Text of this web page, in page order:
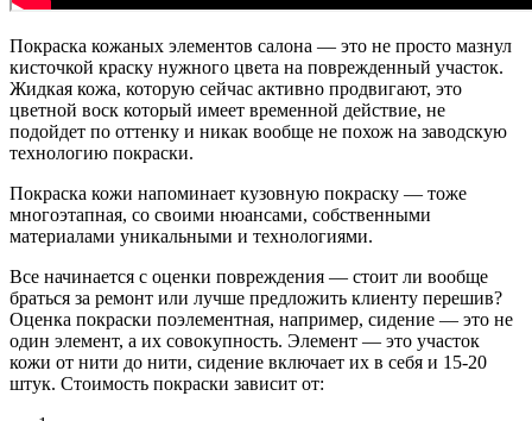
Покраска кожаных элементов салона — это не просто мазнул
кисточкой краску нужного цвета на поврежденный участок.
Жидкая кожа, которую сейчас активно продвигают, это
цветной воск который имеет временной действие, не
подойдет по оттенку и никак вообще не похож на заводскую
технологию покраски.
Покраска кожи напоминает кузовную покраску — тоже
многоэтапная, со своими нюансами, собственными
материалами уникальными и технологиями.
Все начинается с оценки повреждения — стоит ли вообще
браться за ремонт или лучше предложить клиенту перешив?
Оценка покраски поэлементная, например, сидение — это не
один элемент, а их совокупность. Элемент — это участок
кожи от нити до нити, сидение включает их в себя и 15-20
штук. Стоимость покраски зависит от: